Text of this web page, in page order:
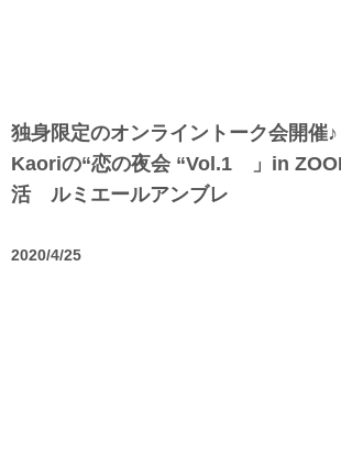
独身限定のオンライントーク会開催
Kaoriの“恋の夜会 “Vol.1 」in
活 ルミエールアンブレ
2020/4/25